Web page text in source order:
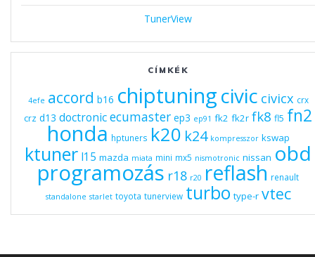
TunerView
CÍMKÉK
4efe accord b16 chiptuningcivic civicx crx
crz d13 doctronicecumaster ep3 ep91 fk2 fk2r fk8 fl5 fn2
honda hptuners k20 k24 kompresszor kswap
ktuner l15 mazda miata mini mx5 nismotronic nissan obd
programozás r18 r20 reflash renault
standalone starlet toyota tunerview turbo type-r vtec